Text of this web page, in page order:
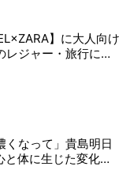
】に大人向け
レジャー・旅行にも
くなって」貴島明日
体に生じた変化も